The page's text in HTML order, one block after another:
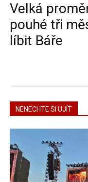
Velká
pouhé tři
líbit Báře
NENECHTE SI UJÍT